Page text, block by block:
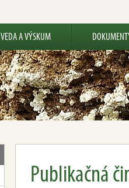
VEDA A VÝSKUM
Publikačná